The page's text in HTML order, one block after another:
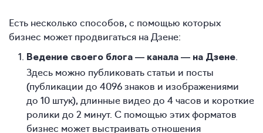
Есть несколько способов, с помощью которых
бизнес может продвигаться на Дзене:
Ведение своего блога — канала — на Дзене
Здесь можно публиковать статьи и посты
(публикации до 4096 знаков и изображениями
до 10 штук), длинные видео до 4 часов и короткие
ролики до 2 минут. С помощью этих форматов
бизнес может выстраивать отношения